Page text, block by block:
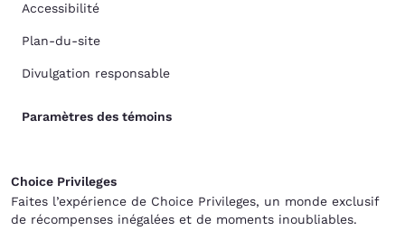
Accessibilité
Plan-du-site
Divulgation responsable
Paramètres des témoins
Choice Privileges
Faites l’expérience de Choice Privileges, un monde exclusif
de récompenses inégalées et de moments inoubliables.